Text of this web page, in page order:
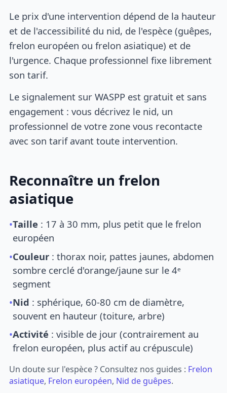
Le prix d'une intervention dépend de la hauteur
et de l'accessibilité du nid, de l'espèce (guêpes,
frelon européen ou frelon asiatique) et de
l'urgence. Chaque professionnel fixe librement
son tarif.
Le signalement sur WASPP est gratuit et sans
engagement : vous décrivez le nid, un
professionnel de votre zone vous recontacte
avec son tarif avant toute intervention.
Reconnaître un frelon
asiatique
•Taille : 17 à 30 mm, plus petit que le frelon
européen
•Couleur : thorax noir, pattes jaunes, abdomen
sombre cerclé d'orange/jaune sur le 4ᵉ
segment
•Nid : sphérique, 60-80 cm de diamètre,
souvent en hauteur (toiture, arbre)
•Activité : visible de jour (contrairement au
frelon européen, plus actif au crépuscule)
Un doute sur l'espèce ? Consultez nos guides : Frelon
asiatique, Frelon européen, Nid de guêpes.